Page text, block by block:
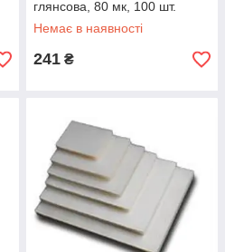
глянсова, 80 мк, 100 шт.
Немає в наявності
241 ₴